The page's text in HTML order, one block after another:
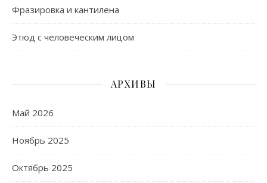
Фразировка и кантилена
Этюд с человеческим лицом
АРХИВЫ
Май 2026
Ноябрь 2025
Октябрь 2025